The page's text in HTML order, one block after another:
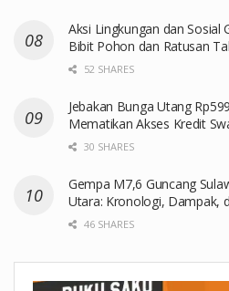
Aksi Lingkungan dan Sosial
Bibit Pohon dan Ratusan
52 SHARES
Jebakan Bunga Utang
Mematikan Akses Kredit
30 SHARES
Gempa M7,6 Guncang
Utara: Kronologi, Dampak,
46 SHARES